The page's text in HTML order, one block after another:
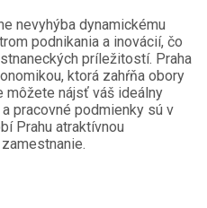
nevyhýba dynamickému
podnikania a inovácií, čo
príležitostí. Praha
ktorá zahŕňa obory
môžete nájsť váš ideálny
pracovné podmienky sú v
Prahu atraktívnou